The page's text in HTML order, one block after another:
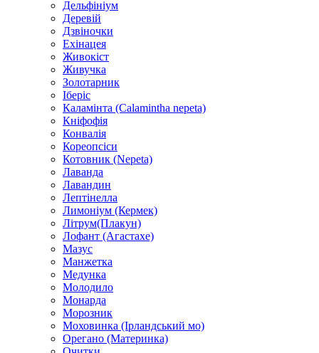
Дельфініум
Деревій
Дзвіночки
Ехінацея
Живокіст
Живучка
Золотарник
Іберіс
Каламінта (Calamintha nepeta)
Кніфофія
Конвалія
Кореопсіси
Котовник (Nepeta)
Лаванда
Лавандин
Лептінелла
Лимоніум (Кермек)
Літрум(Плакун)
Лофант (Агастахе)
Мазус
Манжетка
Медунка
Молодило
Монарда
Морозник
Моховинка (Ірландський мо)
Орегано (Материнка)